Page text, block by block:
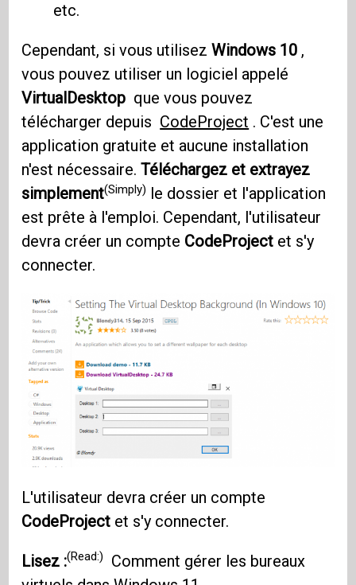
etc.
Cependant, si vous utilisezWindows 10 ,
vous pouvez utiliser un logiciel appelé
VirtualDesktop que vous pouvez
télécharger depuis CodeProject . C'est une
application gratuite et aucune installation
n'est nécessaire.Téléchargez et extrayez
simplement(Simply) le dossier et l'application
est prête à l'emploi. Cependant, l'utilisateur
devra créer un compte CodeProject et s'y
connecter.
L'utilisateur devra créer un compte
CodeProject et s'y connecter.
Lisez :(Read:)
Comment gérer les bureaux